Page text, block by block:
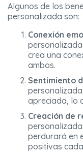
Algunos de los
personalizada son:
Conexión
crea una
ambos.
Sentimiento
apreciada, lo
Creación de
perdurará en
positivas